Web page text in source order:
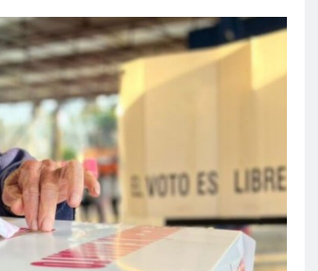
Trump firma órdenes ejecutivas
contra la ciudadanía por derecho
de nacimiento
julio 28, 2026